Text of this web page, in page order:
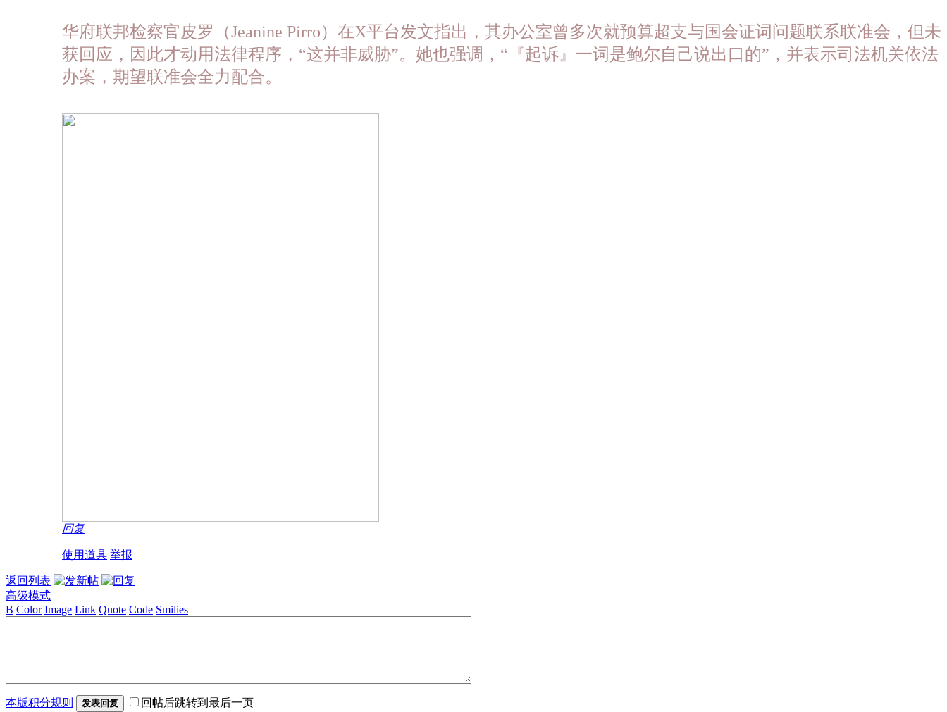
华府联邦检察官皮罗（Jeanine Pirro）在X平台发文指出，其办公室曾多次就预算超支与国会证词问题联系联准会，但未
获回应，因此才动用法律程序，“这并非威胁”。她也强调，“『起诉』一词是鲍尔自己说出口的”，并表示司法机关依法
办案，期望联准会全力配合。
回复
使用道具 举报
返回列表
高级模式
B Color Image Link Quote Code Smilies
本版积分规则 发表回复 回帖后跳转到最后一页